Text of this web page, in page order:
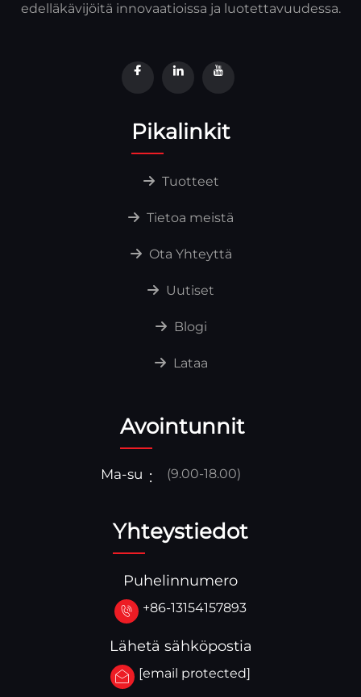
edelläkävijöitä innovaatioissa ja luotettavuudessa.
Pikalinkit
Tuotteet
Tietoa meistä
Ota Yhteyttä
Uutiset
Blogi
Lataa
Avointunnit
Ma-su (9.00-18.00)
Yhteystiedot
Puhelinnumero
+86-13154157893
Lähetä sähköpostia
[email protected]